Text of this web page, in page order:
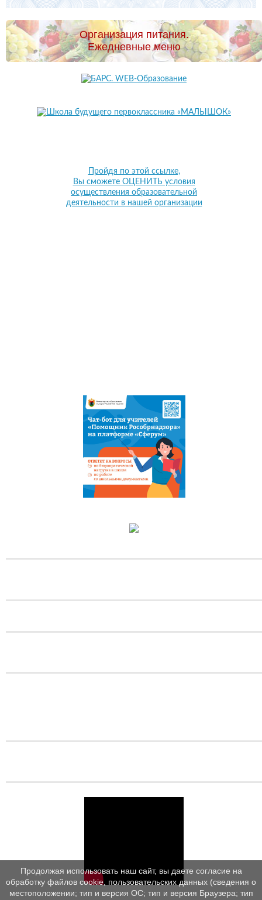
Организация питания.
Ежедневные меню
Пройдя по этой ссылке,
Вы сможете ОЦЕНИТЬ условия
осуществления образовательной
деятельности в нашей организации
Продолжая использовать наш сайт, вы даете согласие на
обработку файлов cookie, пользовательских данных (сведения о
местоположении; тип и версия ОС; тип и версия Браузера; тип